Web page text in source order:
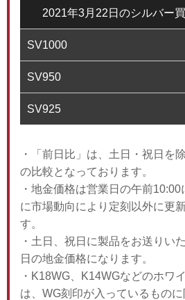
2021年3月22日のシルバー
SV1000
SV950
SV925
・「前日比」は、土日・祝日を
の比較となっております。
・地金価格は営業日の午前
に市場動向により定刻以外に更
す。
・土日、祝日に製品をお送りい
日の地金価格になります。
・K18WG、K14WGなどのホワ
は、WG刻印が入っているもの